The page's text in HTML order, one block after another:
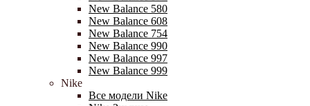
New Balance 580
New Balance 608
New Balance 754
New Balance 990
New Balance 997
New Balance 999
Nike
Все модели Nike